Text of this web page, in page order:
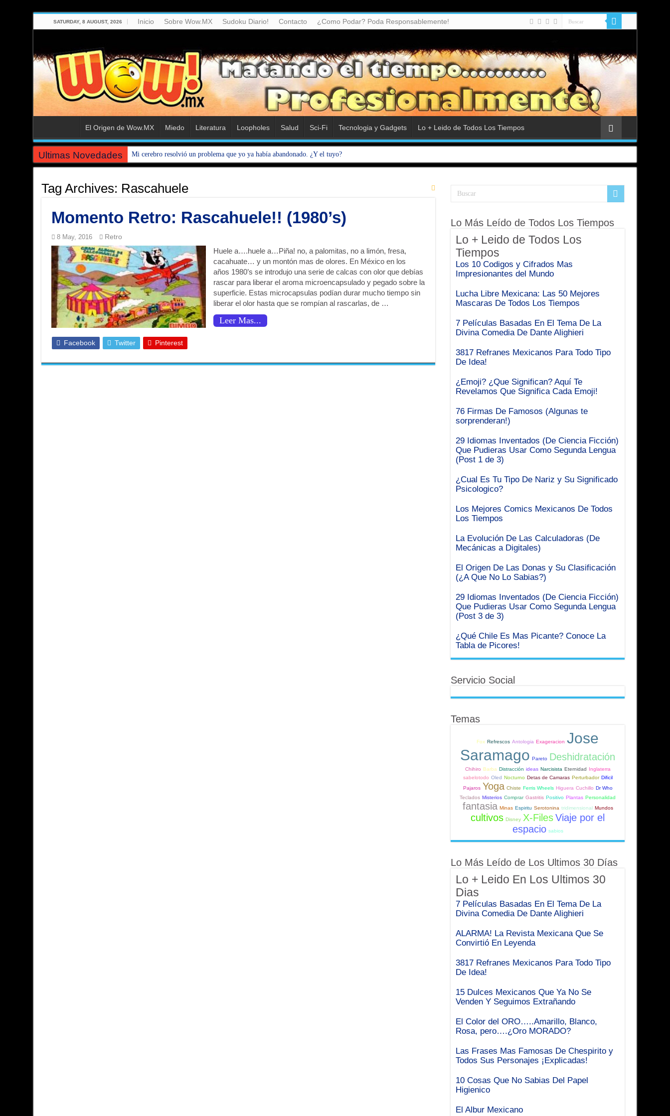
SATURDAY, 8 AUGUST, 2026 Inicio Sobre Wow.MX Sudoku Diario! Contacto ¿Como Podar? Poda Responsablemente!
El Origen de Wow.MX Miedo Literatura Loopholes Salud Sci-Fi Tecnologia y Gadgets Lo + Leido de Todos Los Tiempos
Ultimas Novedades Mi cerebro resolvió un problema que yo ya había abandonado. ¿Y el tuyo?
Tag Archives: Rascahuele
Momento Retro: Rascahuele!! (1980’s)
8 May, 2016 Retro
Huele a….huele a…Piña! no, a palomitas, no a limón, fresa,
cacahuate… y un montón mas de olores. En México en los
años 1980’s se introdujo una serie de calcas con olor que debías
rascar para liberar el aroma microencapsulado y pegado sobre la
superficie. Estas microcapsulas podían durar mucho tiempo sin
liberar el olor hasta que se rompían al rascarlas, de …
Leer Mas...
Facebook Twitter Pinterest
Lo Más Leído de Todos Los Tiempos
Lo + Leido de Todos Los
Tiempos
Los 10 Codigos y Cifrados Mas
Impresionantes del Mundo
Lucha Libre Mexicana: Las 50 Mejores
Mascaras De Todos Los Tiempos
7 Películas Basadas En El Tema De La
Divina Comedia De Dante Alighieri
3817 Refranes Mexicanos Para Todo Tipo
De Idea!
¿Emoji? ¿Que Significan? Aquí Te
Revelamos Que Significa Cada Emoji!
76 Firmas De Famosos (Algunas te
sorprenderan!)
29 Idiomas Inventados (De Ciencia Ficción)
Que Pudieras Usar Como Segunda Lengua
(Post 1 de 3)
¿Cual Es Tu Tipo De Nariz y Su Significado
Psicologico?
Los Mejores Comics Mexicanos De Todos
Los Tiempos
La Evolución De Las Calculadoras (De
Mecánicas a Digitales)
El Origen De Las Donas y Su Clasificación
(¿A Que No Lo Sabias?)
29 Idiomas Inventados (De Ciencia Ficción)
Que Pudieras Usar Como Segunda Lengua
(Post 3 de 3)
¿Qué Chile Es Mas Picante? Conoce La
Tabla de Picores!
Servicio Social
Temas
Fox Refrescos Antologia Exageracion Jose
Saramago Pareto Deshidratación
Chihiro Barba Distracción ideas Narcisista Eternidad Inglaterra
sabelotodo Oled Nocturno Detas de Camaras Perturbador Dificil
Pajaros Yoga Chiste Ferris Wheels Higuera Cuchillo Dr Who
Teclados Misterios Comprar Gastritis Positivo Plantas Personalidad
fantasia Minas Espiritu Serotonina tridimensional Mundos
cultivos Disney X-FilesViaje por el
espacio sabios
Lo Más Leído de Los Ultimos 30 Días
Lo + Leido En Los Ultimos 30
Dias
7 Películas Basadas En El Tema De La
Divina Comedia De Dante Alighieri
ALARMA! La Revista Mexicana Que Se
Convirtió En Leyenda
3817 Refranes Mexicanos Para Todo Tipo
De Idea!
15 Dulces Mexicanos Que Ya No Se
Venden Y Seguimos Extrañando
El Color del ORO…..Amarillo, Blanco,
Rosa, pero….¿Oro MORADO?
Las Frases Mas Famosas De Chespirito y
Todos Sus Personajes ¡Explicadas!
10 Cosas Que No Sabias Del Papel
Higienico
El Albur Mexicano